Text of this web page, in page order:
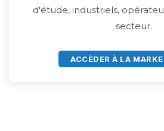
d'étude, industriels,
secteur.
ACCÈDER À LA